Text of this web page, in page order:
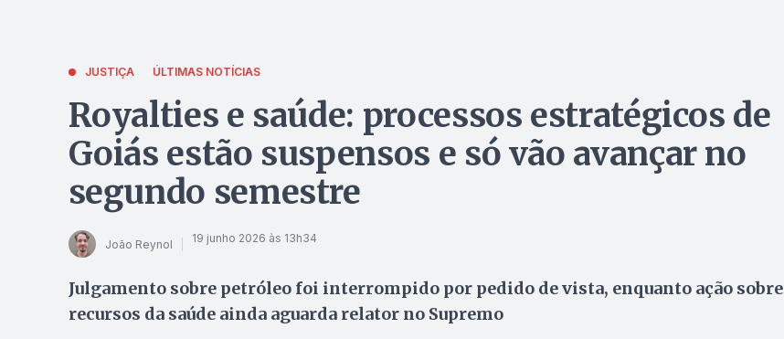
JUSTIÇA ÚLTIMAS NOTÍCIAS
Royalties e saúde: processos estratégicos de
Goiás estão suspensos e só vão avançar no
segundo semestre
João Reynol 19 junho 2026 às 13h34
Julgamento sobre petróleo foi interrompido por pedido de vista, enquanto ação sobre
recursos da saúde ainda aguarda relator no Supremo